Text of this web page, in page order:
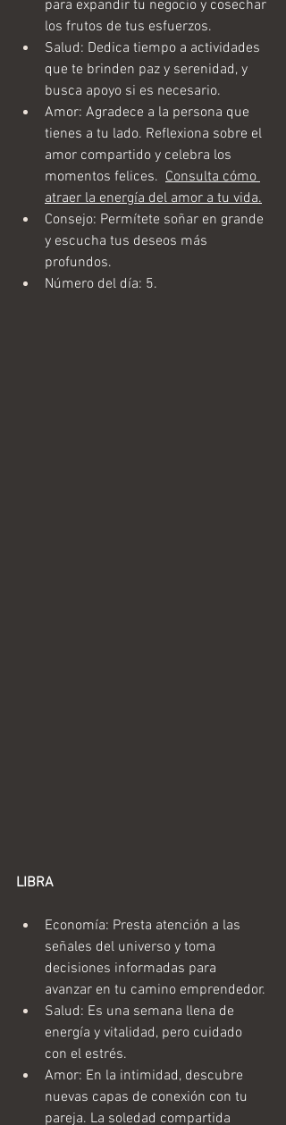
para expandir tu negocio y cosechar
los frutos de tus esfuerzos.
Salud: Dedica tiempo a actividades
que te brinden paz y serenidad, y
busca apoyo si es necesario.
Amor: Agradece a la persona que
tienes a tu lado. Reflexiona sobre el
amor compartido y celebra los
momentos felices. Consulta cómo
atraer la energía del amor a tu vida.
Consejo: Permítete soñar en grande
y escucha tus deseos más
profundos.
Número del día: 5.
LIBRA
Economía: Presta atención a las
señales del universo y toma
decisiones informadas para
avanzar en tu camino emprendedor.
Salud: Es una semana llena de
energía y vitalidad, pero cuidado
con el estrés.
Amor: En la intimidad, descubre
nuevas capas de conexión con tu
pareja. La soledad compartida